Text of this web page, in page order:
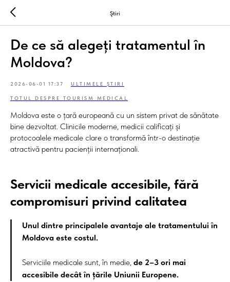
Ştiri
De ce să alegeți tratamentul în
Moldova?
2026-06-01 17:37 ULTIMELE ŞTIRI
TOTUL DESPRE TOURISM MEDICAL
Moldova este o țară europeană cu un sistem privat de sănătate
bine dezvoltat. Clinicile moderne, medicii calificați și
protocoalele medicale clare o transformă într-o destinație
atractivă pentru pacienții internaționali.
Servicii medicale accesibile, fără
compromisuri privind calitatea
Unul dintre principalele avantaje ale tratamentului în
Moldova este costul.
Serviciile medicale sunt, în medie, de 2–3 ori mai
accesibile decât în țările Uniunii Europene.